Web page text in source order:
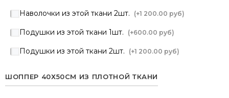
Наволочки из этой ткани 2шт. (+1 200.00 руб)
Подушки из этой ткани 1шт. (+600.00 руб)
Подушки из этой ткани 2шт. (+1 200.00 руб)
ШОППЕР 40Х50СМ ИЗ ПЛОТНОЙ ТКАНИ